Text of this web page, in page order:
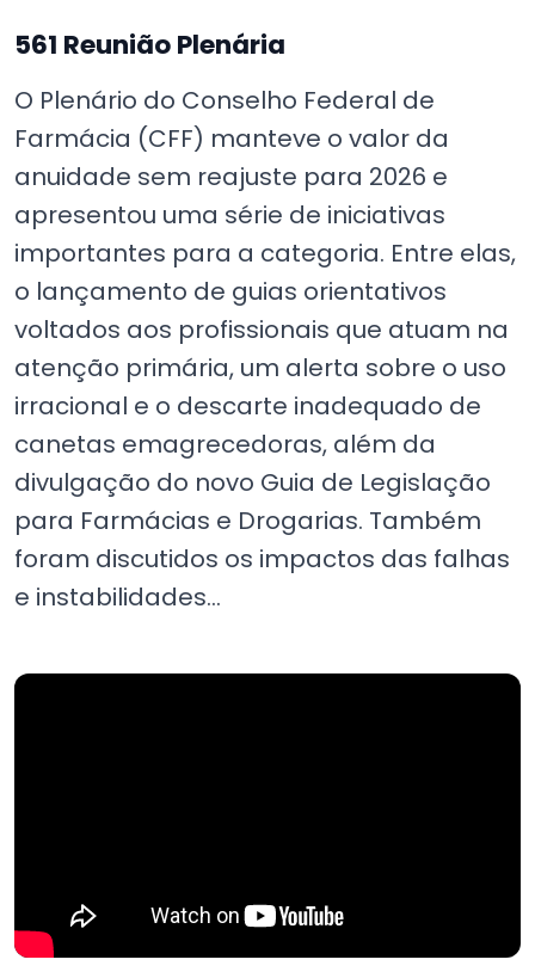
561 Reunião Plenária
O Plenário do Conselho Federal de
Farmácia (CFF) manteve o valor da
anuidade sem reajuste para 2026 e
apresentou uma série de iniciativas
importantes para a categoria. Entre elas,
o lançamento de guias orientativos
voltados aos profissionais que atuam na
atenção primária, um alerta sobre o uso
irracional e o descarte inadequado de
canetas emagrecedoras, além da
divulgação do novo Guia de Legislação
para Farmácias e Drogarias. Também
foram discutidos os impactos das falhas
e instabilidades...